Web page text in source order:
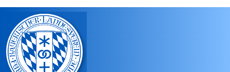
Direkt zum Inhalt